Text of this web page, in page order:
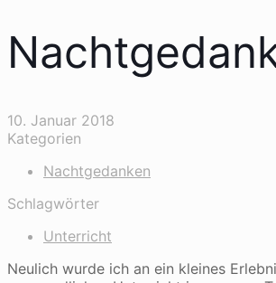
10. Januar 2018
Kategorien
Nachtgedanken
Schlagwörter
Unterricht
Neulich wurde ich an ein kleines